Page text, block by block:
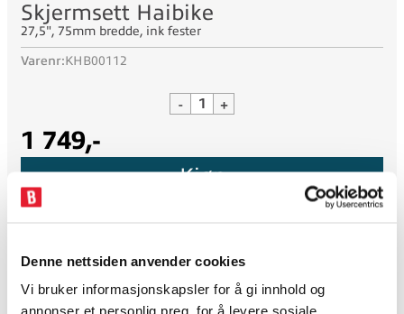
Denne nettsiden anvender cookies
Vi bruker informasjonskapsler for å gi innhold og
annonser et personlig preg, for å levere sosiale
Skjermsett Haibike
27,5", 75mm bredde, ink fester
Varenr: KHB00112
1 749,-
- +
Kjøp